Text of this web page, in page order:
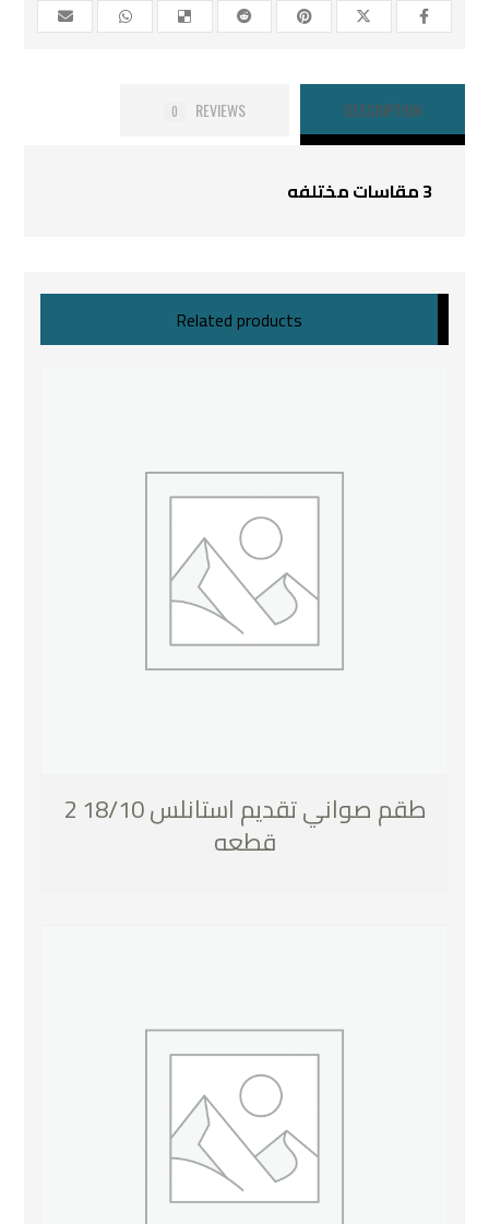
DESCRIPTION
REVIEWS
0
3 مقاسات مختلفه
Related products
طقم صواني تقديم استانلس 18/10 2
قطعه